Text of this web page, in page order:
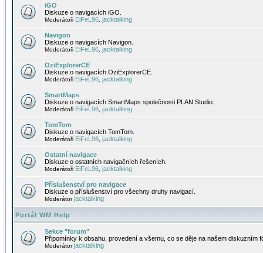
iGO
Diskuze o navigacích iGO.
Moderátoři EiFeL96 jacktalking
Navigon
Diskuze o navigacích Navigon.
Moderátoři EiFeL96 jacktalking
OziExplorerCE
Diskuze o navigacích OziExplorerCE.
Moderátoři EiFeL96 jacktalking
SmartMaps
Diskuze o navigacích SmartMaps společnosti PLAN Studio.
Moderátoři EiFeL96 jacktalking
TomTom
Diskuze o navigacích TomTom.
Moderátoři EiFeL96 jacktalking
Ostatní navigace
Diskuze o ostatních navigačních řešeních.
Moderátoři EiFeL96 jacktalking
Příslušenství pro navigace
Diskuze o příslušenství pro všechny druhy navigací.
Moderátorjacktalking
Portál WM Help
Sekce "forum"
Připomínky k obsahu, provedení a všemu, co se děje na našem diskuzním
Moderátorjacktalking